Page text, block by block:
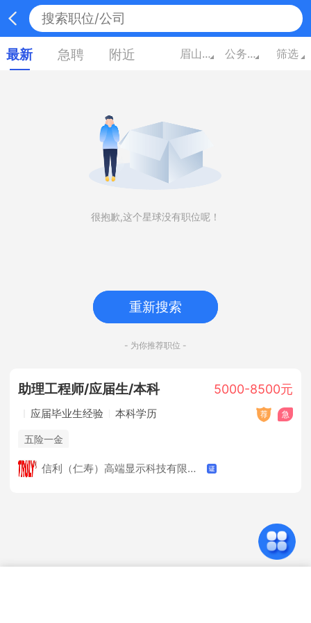
最新 急聘 附近 眉山四川 公务员/翻译/其他 筛选
很抱歉,这个星球没有职位呢！
重新搜索
- 为你推荐职位 -
助理工程师/应届生/本科 5000-8500元
应届毕业生经验 本科学历
五险一金
信利（仁寿）高端显示科技有限公司